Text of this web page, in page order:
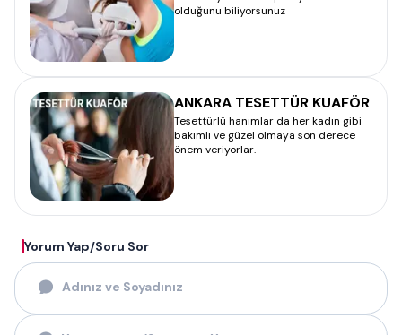
olduğunu biliyorsunuz
ANKARA TESETTÜR KUAFÖR
Tesettürlü hanımlar da her kadın gibi
bakımlı ve güzel olmaya son derece
önem veriyorlar.
Yorum Yap/Soru Sor